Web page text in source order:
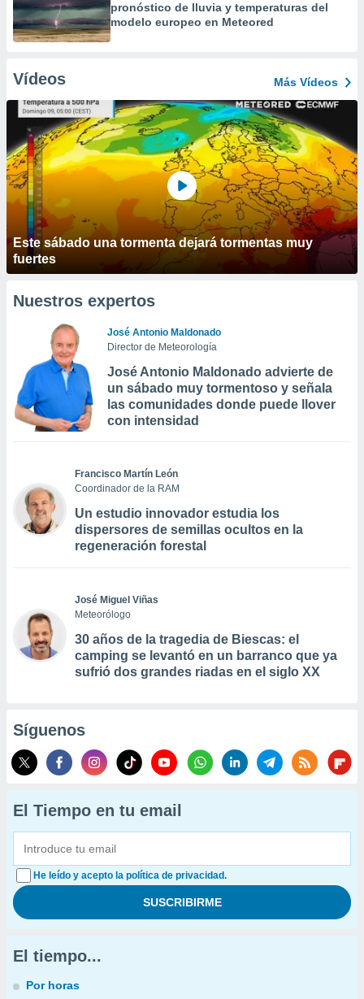
pronóstico de lluvia y temperaturas del
modelo europeo en Meteored
Vídeos Más Vídeos
Este sábado una tormenta dejará tormentas muy
fuertes
Nuestros expertos
José Antonio Maldonado
Director de Meteorología
José Antonio Maldonado advierte de
un sábado muy tormentoso y señala
las comunidades donde puede llover
con intensidad
Francisco Martín León
Coordinador de la RAM
Un estudio innovador estudia los
dispersores de semillas ocultos en la
regeneración forestal
José Miguel Viñas
Meteorólogo
30 años de la tragedia de Biescas: el
camping se levantó en un barranco que ya
sufrió dos grandes riadas en el siglo XX
Síguenos
El Tiempo en tu email
He leído y acepto la política de privacidad.
El tiempo...
Por horas